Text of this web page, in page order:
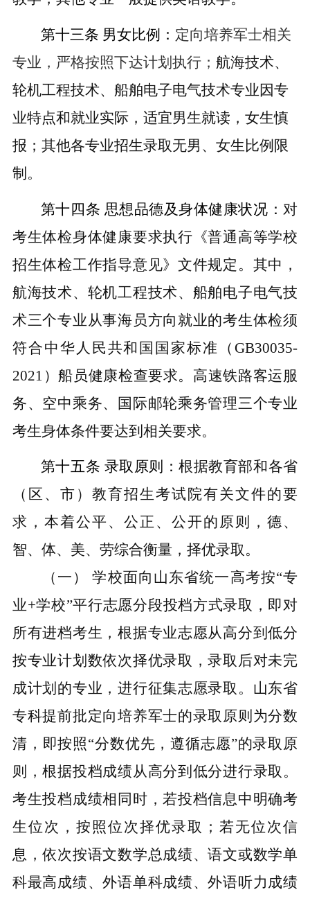
第十三条 男女比例： 定向培养军士相关
专业，严格按照下达计划执行； 航海技术、
轮机工程技术、船舶电子电气技术专业因专
业特点和就业实际，适宜男生就读，女生慎
报；其他各专业招生录取无男、女生比例限
制。
第十四条 思想品德及身体健康状况： 对
考生体检身体健康要求执行《普通高等学校
招生体检工作指导意见》文件规定。其中，
航海技术、轮机工程技术、船舶电子电气技
术三个专业从事海员方向就业的考生体检须
符合中华人民共和国国家标准（GB30035-
2021）船员健康检查要求。高速铁路客运服
务、空中乘务、国际邮轮乘务管理三个专业
考生身体条件要达到相关要求。
第十五条 录取原则：根据教育部和各省
（区、市）教育招生考试院有关文件的要
求，本着公平、公正、公开的原则，德、
智、体、美、劳综合衡量，择优录取。
（一）
学校面向山东省统一高考按“专
业+学校”平行志愿分段投档方式录取，即对
所有进档考生，根据专业志愿从高分到低分
按专业计划数依次择优录取，录取后对未完
成计划的专业，进行征集志愿录取。山东省
专科提前批定向培养军士的录取原则为分数
清，即按照“分数优先，遵循志愿”的录取原
则，根据投档成绩从高分到低分进行录取。
考生投档成绩相同时，若投档信息中明确考
生位次，按照位次择优录取；若无位次信
息，依次按语文数学总成绩、语文或数学单
科最高成绩、外语单科成绩、外语听力成绩